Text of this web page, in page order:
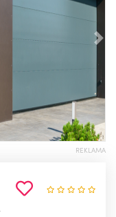
REKLAMA